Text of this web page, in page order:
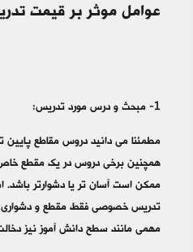
عوامل موثر بر قیمت
1- مبحث و درس مورد تدریس:
مطمئنا می دانید دروس مقاطع پایین
همچنین برخی دروس در یک مقطع
ممکن است آسان تر یا دشوارتر باشد.
تدریس خصوصی فقط مقطع و دشواری
مهمی مانند سطح دانش آموز نیز